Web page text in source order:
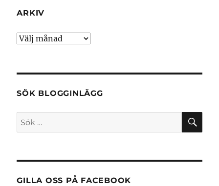
ARKIV
Arkiv
SÖK BLOGGINLÄGG
Sök
efter:
GILLA OSS PÅ FACEBOOK